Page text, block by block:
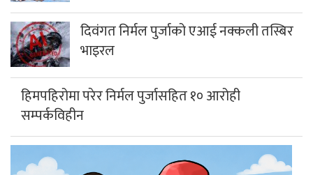
दिवंगत निर्मल पुर्जाको एआई नक्कली तस्बिर
भाइरल
हिमपहिरोमा परेर निर्मल पुर्जासहित १० आरोही
सम्पर्कविहीन